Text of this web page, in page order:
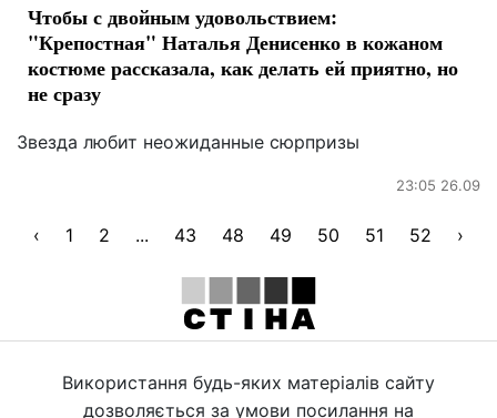
Чтобы с двойным удовольствием:
"Крепостная" Наталья Денисенко в кожаном
костюме рассказала, как делать ей приятно, но
не сразу
Звезда любит неожиданные сюрпризы
23:05 26.09
‹ 1 2 ... 43 48 49 50 51 52 ›
Використання будь-яких матеріалів сайту
дозволяється за умови посилання на